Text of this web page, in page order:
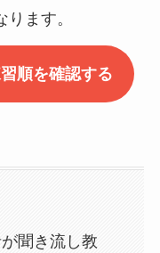
ます。
順を確認する
聞き流し教